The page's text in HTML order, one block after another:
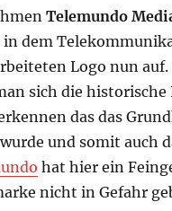
Telemundo
in dem
Logo nun
sich die
das das
und somit auch
hat hier ein
nicht in Gefahr